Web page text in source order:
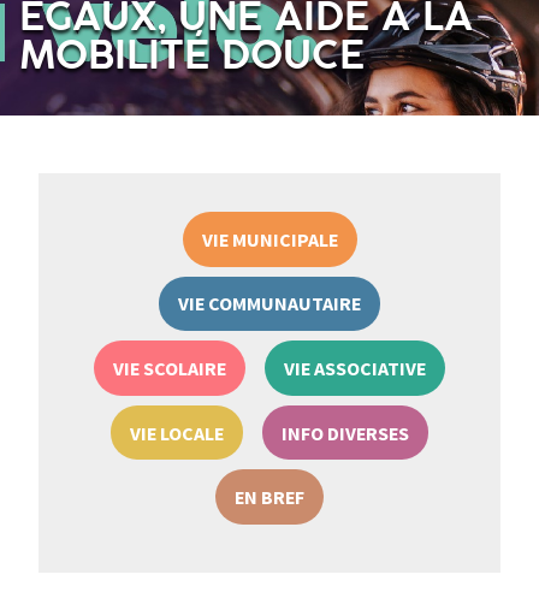
ÉGAUX, UNE AIDE À LA
MOBILITÉ DOUCE
VIE MUNICIPALE
VIE COMMUNAUTAIRE
VIE SCOLAIRE VIE ASSOCIATIVE
VIE LOCALE INFO DIVERSES
EN BREF